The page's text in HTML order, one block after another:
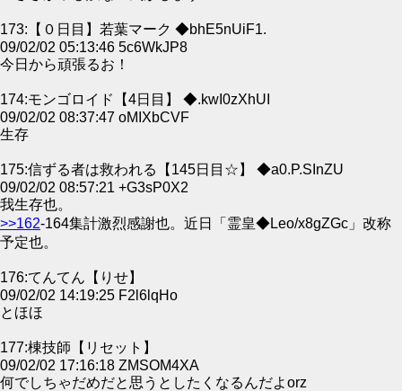
173:【０日目】若葉マーク ◆bhE5nUiF1.
09/02/02 05:13:46 5c6WkJP8
今日から頑張るお！
174:モンゴロイド【4日目】 ◆.kwI0zXhUI
09/02/02 08:37:47 oMIXbCVF
生存
175:信ずる者は救われる【145日目☆】 ◆a0.P.SInZU
09/02/02 08:57:21 +G3sP0X2
我生存也。
>>162-164集計激烈感謝也。近日「霊皇◆Leo/x8gZGc」改称
予定也。
176:てんてん【りせ】
09/02/02 14:19:25 F2l6lqHo
とほほ
177:棟技師【リセット】
09/02/02 17:16:18 ZMSOM4XA
何でしちゃだめだと思うとしたくなるんだよorz